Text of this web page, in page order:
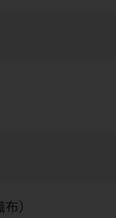
）